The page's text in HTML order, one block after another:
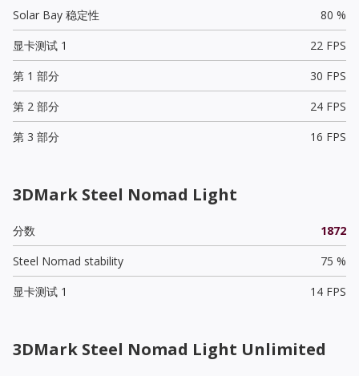
Solar Bay 稳定性
80 %
显卡测试 1
22 FPS
第 1 部分
30 FPS
第 2 部分
24 FPS
第 3 部分
16 FPS
3DMark Steel Nomad Light
分数
1872
Steel Nomad stability
75 %
显卡测试 1
14 FPS
3DMark Steel Nomad Light Unlimited